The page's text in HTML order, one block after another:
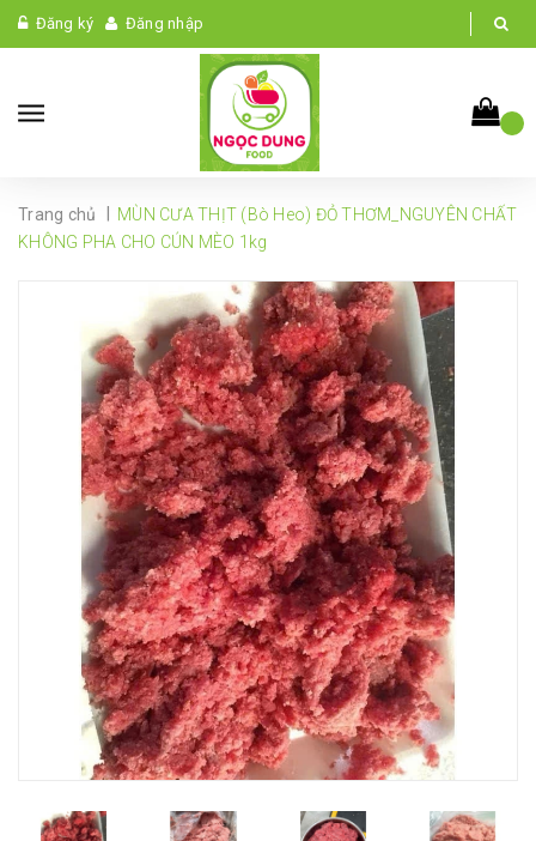
Đăng ký Đăng nhập
Trang chủ
MÙN CƯA THỊT (Bò Heo) ĐỎ THƠM_NGUYÊN CHẤT
KHÔNG PHA CHO CÚN MÈO 1kg